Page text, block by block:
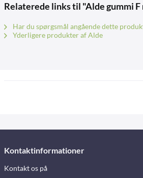
Relaterede links til "Alde gummi
Har du spørgsmål angående dette
Yderligere produkter af Alde
Kontaktinformationer
Kontakt os på